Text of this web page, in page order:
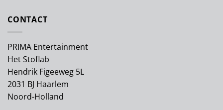
CONTACT
PRIMA Entertainment
Het Stoflab
Hendrik Figeeweg 5L
2031 BJ Haarlem
Noord-Holland